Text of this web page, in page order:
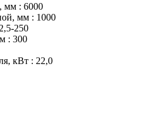
мм : 6000
мм : 1000
250
: 300
кВт : 22,0